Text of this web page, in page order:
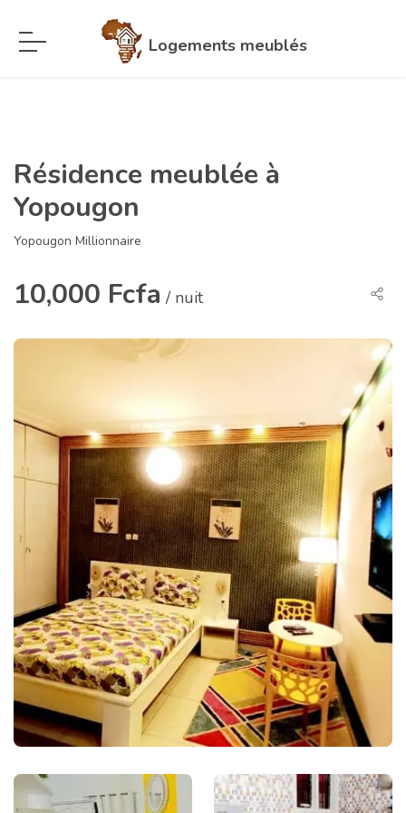
Logements meublés
Résidence meublée à
Yopougon
Yopougon Millionnaire
10,000 Fcfa / nuit